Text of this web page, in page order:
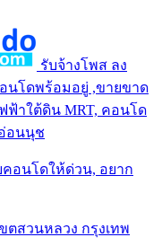
รับจ้างโพส ลง
นโดพร้อมอยู่ ,ขายขาด
ฟ้าใต้ดิน MRT, คอนโด
อนนุช
อนโดให้ด่วน, อยาก
ตสวนหลวง กรุงเทพ